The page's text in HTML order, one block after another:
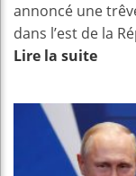
annoncé une
dans l’est de la
Lire la suite